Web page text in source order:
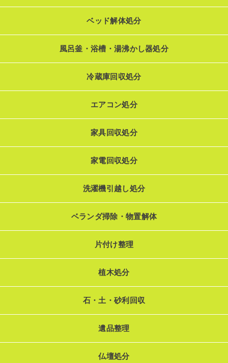
ベッド解体処分
風呂釜・浴槽・湯沸かし器処分
冷蔵庫回収処分
エアコン処分
家具回収処分
家電回収処分
洗濯機引越し処分
ベランダ掃除・物置解体
片付け整理
植木処分
石・土・砂利回収
遺品整理
仏壇処分